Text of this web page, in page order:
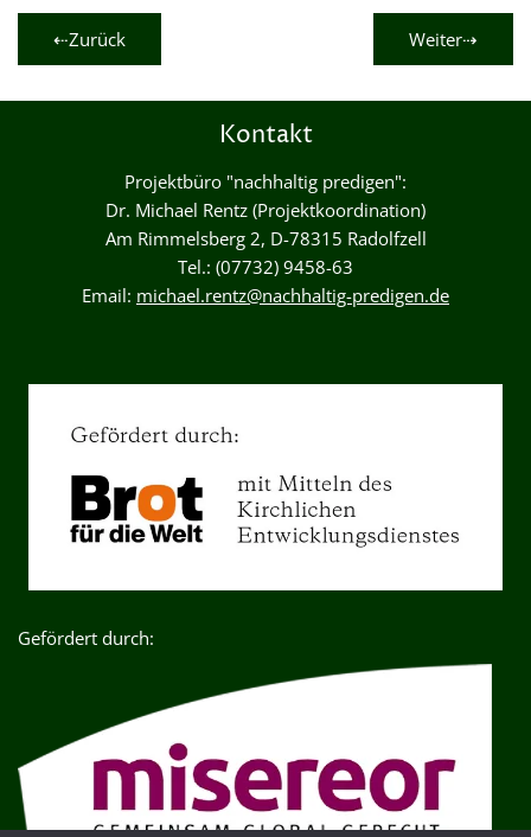
⇠Zurück Weiter⇢
Kontakt
Projektbüro "nachhaltig predigen":
Dr. Michael Rentz (Projektkoordination)
Am Rimmelsberg 2, D-78315 Radolfzell
Tel.: (07732) 9458-63
Email: michael.rentz@nachhaltig-predigen.de
Gefördert durch: